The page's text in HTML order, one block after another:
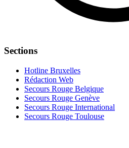
Sections
Hotline Bruxelles
Rédaction Web
Secours Rouge Belgique
Secours Rouge Genève
Secours Rouge International
Secours Rouge Toulouse